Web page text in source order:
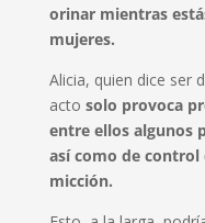
orinar mientras
mujeres.
Alicia, quien dice ser
acto solo provoca
entre ellos algunos
así como de control
micción.